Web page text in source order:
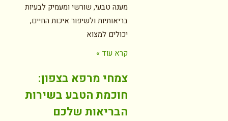
מענה טבעי, שורשי ומעמיק לבעיות
בריאותיות ולשיפור איכות החיים,
יכולים למצוא
קרא עוד »
צמחי מרפא בצפון:
חוכמת הטבע בשירות
הבריאות שלכם